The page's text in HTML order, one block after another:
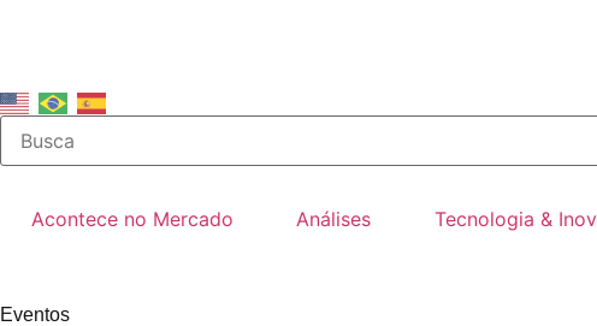
Acontece no Mercado Análises Tecnologia &
Eventos